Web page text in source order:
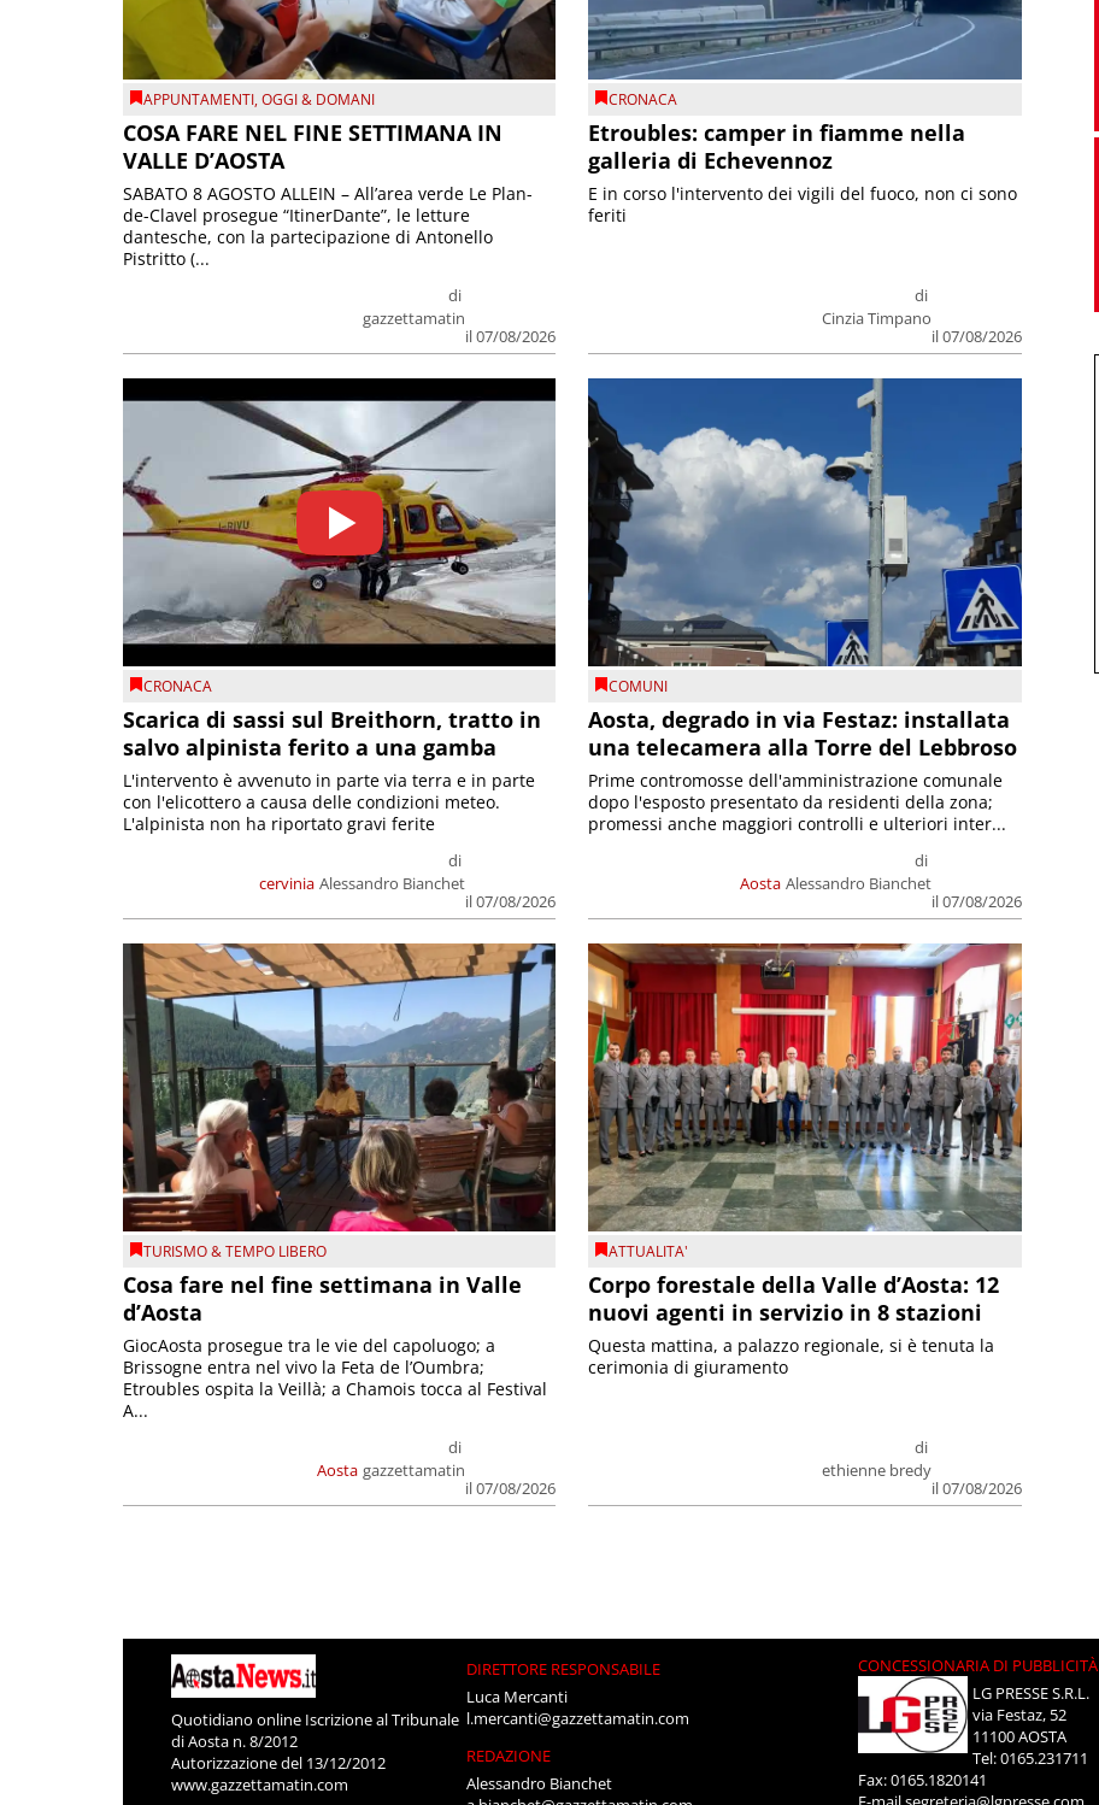
APPUNTAMENTI,OGGI & DOMANI
COSA FARE NEL FINE SETTIMANA IN
VALLE D’AOSTA
di
gazzettamatin
il 07/08/2026
SABATO 8 AGOSTO ALLEIN – All’area verde Le Plan-
de-Clavel prosegue “ItinerDante”, le letture
dantesche, con la partecipazione di Antonello
Pistritto (...
CRONACA
Etroubles: camper in fiamme nella
galleria di Echevennoz
di
Cinzia Timpano
il 07/08/2026
E in corso l'intervento dei vigili del fuoco, non ci sono
feriti
CRONACA
Scarica di sassi sul Breithorn, tratto in
salvo alpinista ferito a una gamba
cervinia
di
Alessandro Bianchet
il 07/08/2026
L'intervento è avvenuto in parte via terra e in parte
con l'elicottero a causa delle condizioni meteo.
L'alpinista non ha riportato gravi ferite
COMUNI
Aosta, degrado in via Festaz: installata
una telecamera alla Torre del Lebbroso
Aosta
di
Alessandro Bianchet
il 07/08/2026
Prime contromosse dell'amministrazione comunale
dopo l'esposto presentato da residenti della zona;
promessi anche maggiori controlli e ulteriori inter...
TURISMO & TEMPO LIBERO
Cosa fare nel fine settimana in Valle
d’Aosta
Aosta
di
gazzettamatin
il 07/08/2026
GiocAosta prosegue tra le vie del capoluogo; a
Brissogne entra nel vivo la Feta de l’Oumbra;
Etroubles ospita la Veillà; a Chamois tocca al Festival
A...
ATTUALITA'
Corpo forestale della Valle d’Aosta: 12
nuovi agenti in servizio in 8 stazioni
di
ethienne bredy
il 07/08/2026
Questa mattina, a palazzo regionale, si è tenuta la
cerimonia di giuramento
Quotidiano online Iscrizione al Tribunale
di Aosta n. 8/2012
Autorizzazione del 13/12/2012
www.gazzettamatin.com
DIRETTORE RESPONSABILE
Luca Mercanti
l.mercanti@gazzettamatin.com
REDAZIONE
Alessandro Bianchet
CONCESSIONARIA DI PUBBLICITÀ
LG PRESSE S.R.L.
via Festaz, 52
11100 AOSTA
Tel: 0165.231711
Fax: 0165.1820141